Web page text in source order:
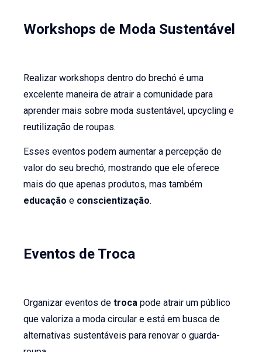
Workshops de Moda Sustentável
Realizar workshops dentro do brechó é uma
excelente maneira de atrair a comunidade para
aprender mais sobre moda sustentável, upcycling e
reutilização de roupas.
Esses eventos podem aumentar a percepção de
valor do seu brechó, mostrando que ele oferece
mais do que apenas produtos, mas também
educaçãoe conscientização.
Eventos de Troca
Organizar eventos detrocapode atrair um público
que valoriza a moda circular e está em busca de
alternativas sustentáveis para renovar o guarda-